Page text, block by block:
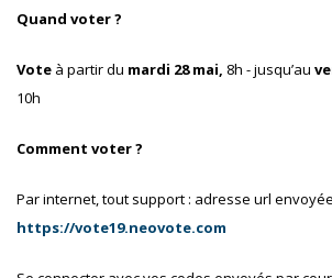
Quand voter ?
Vote à partir du mardi 28 mai, 8h - jusqu’au
10h
Comment voter ?
Par internet, tout support : adresse url
https://vote19.neovote.com